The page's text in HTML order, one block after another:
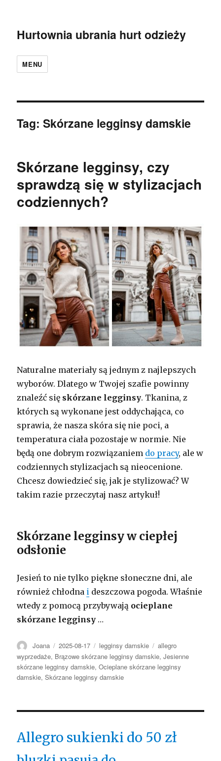
Hurtownia ubrania hurt odzieży
MENU
Tag:Skórzane legginsy damskie
Skórzane legginsy, czy
sprawdzą się w stylizacjach
codziennych?
Naturalne materiały są jednym z najlepszych
wyborów. Dlatego w Twojej szafie powinny
znaleźć się skórzane legginsy. Tkanina, z
których są wykonane jest oddychająca, co
sprawia, że nasza skóra się nie poci, a
temperatura ciała pozostaje w normie. Nie
będą one dobrym rozwiązaniem do pracy, ale w
codziennych stylizacjach są nieocenione.
Chcesz dowiedzieć się, jak je stylizować? W
takim razie przeczytaj nasz artykuł!
Skórzane legginsy w ciepłej
odsłonie
Jesień to nie tylko piękne słoneczne dni, ale
również chłodna i deszczowa pogoda. Właśnie
wtedy z pomocą przybywają ocieplane
skórzane legginsy …
Autor
Joana Opublikowano
2025-08-17 Kategorie
legginsy damskie Tagi
allegro
wyprzedaże, Brązowe skórzane legginsy damskie,Jesienne
skórzane legginsy damskie,Ocieplane skórzane legginsy
damskie,Skórzane legginsy damskie
Allegro sukienki do 50 zł